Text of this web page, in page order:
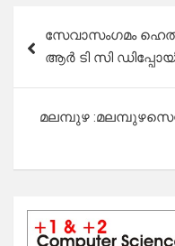
navigation
സേവാസംഗമം
ആർ ടി സി
മലമ്പുഴ